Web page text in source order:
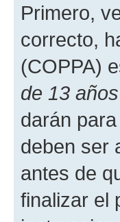
Primero,
correcto,
(COPPA)
de 13 años
darán
deben ser
antes de
finalizar el